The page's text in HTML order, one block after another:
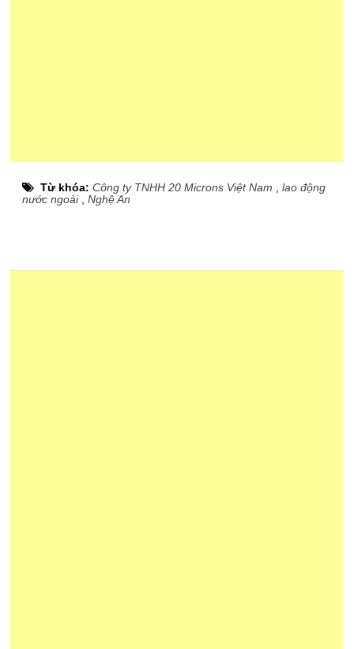
Từ khóa:Công ty TNHH 20 Microns Việt Nam ,lao động
nước ngoài,Nghệ An